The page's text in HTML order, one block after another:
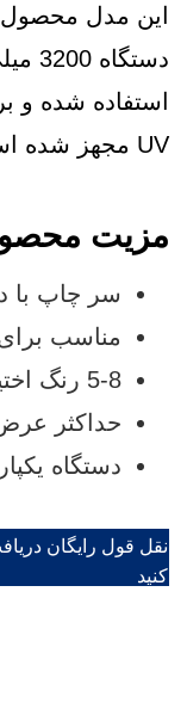
استفاده شده
UV مجهز شده است.
مزیت
سر چاپ با
مناسب
5-8 رنگ اختیاری
حداکثر عرض چاپ
دستگاه
نقل قول رایگان
کنید